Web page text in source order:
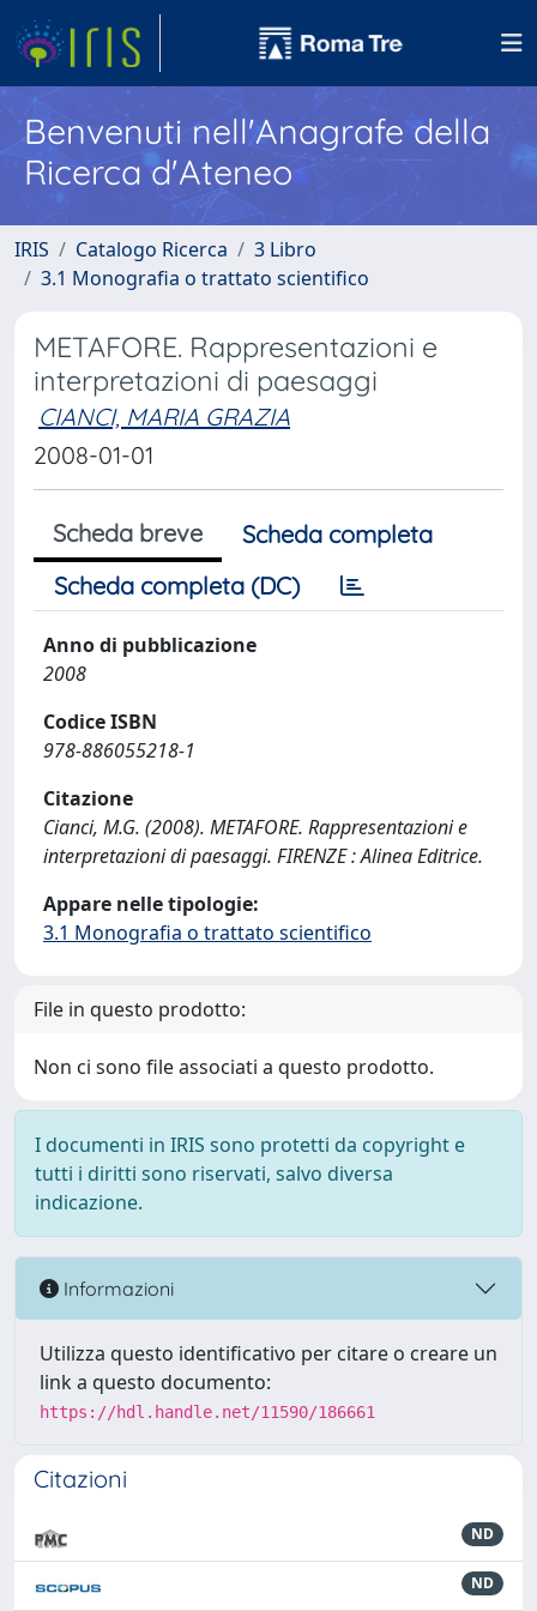
Benvenuti nell'Anagrafe della
Ricerca d'Ateneo
IRIS Catalogo Ricerca
3 Libro
3.1 Monografia o trattato scientifico
METAFORE. Rappresentazioni e
interpretazioni di paesaggi
CIANCI, MARIA GRAZIA
2008-01-01
Scheda breve
Scheda completa
Scheda completa (DC)
Anno di pubblicazione
2008
Codice ISBN
978-886055218-1
Citazione
Cianci, M.G. (2008). METAFORE. Rappresentazioni e
interpretazioni di paesaggi. FIRENZE : Alinea Editrice.
Appare nelle tipologie:
3.1 Monografia o trattato scientifico
File in questo prodotto:
Non ci sono file associati a questo prodotto.
I documenti in IRIS sono protetti da copyright e
tutti i diritti sono riservati, salvo diversa
indicazione.
Informazioni
Utilizza questo identificativo per citare o creare un
link a questo documento:
https://hdl.handle.net/11590/186661
Citazioni
ND
ND